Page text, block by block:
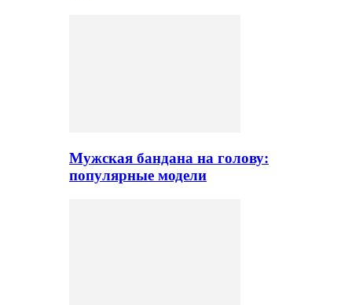
Мужская бандана на голову:
популярные модели